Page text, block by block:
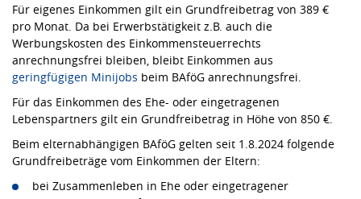
Für eigenes Einkommen gilt ein Grundfreibetrag von 389 €
pro Monat. Da bei Erwerbstätigkeit z.B. auch die
Werbungskosten des Einkommensteuerrechts
anrechnungsfrei bleiben, bleibt Einkommen aus
geringfügigen Minijobs beim BAföG anrechnungsfrei.
Für das Einkommen des Ehe- oder eingetragenen
Lebenspartners gilt ein Grundfreibetrag in Höhe von 850 €.
Beim elternabhängigen BAföG gelten seit 1.8.2024 folgende
Grundfreibeträge vom Einkommen der Eltern:
bei Zusammenleben in Ehe oder eingetragener